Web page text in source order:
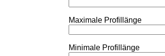
Maximale Profillänge
Minimale Profillänge